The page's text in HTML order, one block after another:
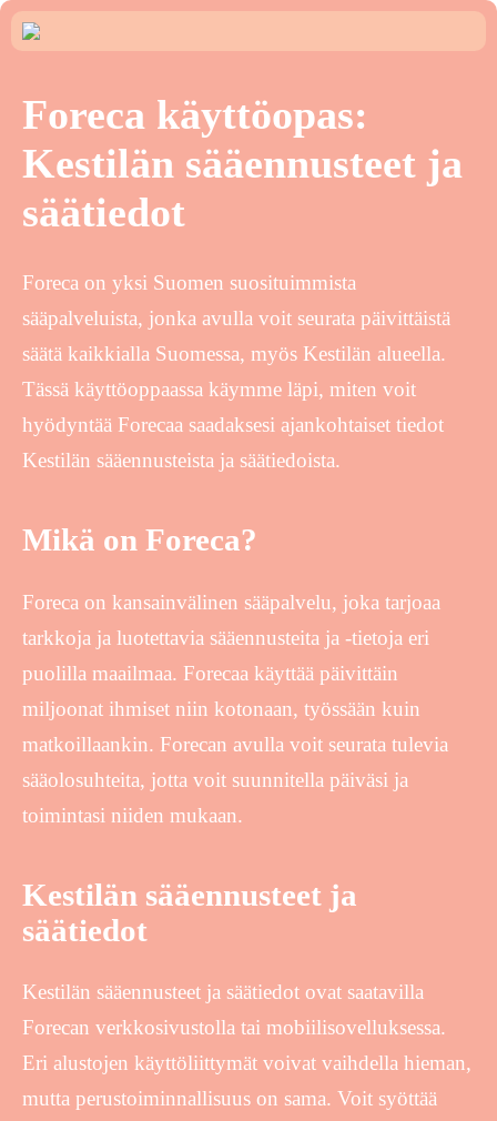
Foreca käyttöopas:
Kestilän sääennusteet ja
säätiedot
Foreca on yksi Suomen suosituimmista
sääpalveluista, jonka avulla voit seurata päivittäistä
säätä kaikkialla Suomessa, myös Kestilän alueella.
Tässä käyttöoppaassa käymme läpi, miten voit
hyödyntää Forecaa saadaksesi ajankohtaiset tiedot
Kestilän sääennusteista ja säätiedoista.
Mikä on Foreca?
Foreca on kansainvälinen sääpalvelu, joka tarjoaa
tarkkoja ja luotettavia sääennusteita ja -tietoja eri
puolilla maailmaa. Forecaa käyttää päivittäin
miljoonat ihmiset niin kotonaan, työssään kuin
matkoillaankin. Forecan avulla voit seurata tulevia
sääolosuhteita, jotta voit suunnitella päiväsi ja
toimintasi niiden mukaan.
Kestilän sääennusteet ja
säätiedot
Kestilän sääennusteet ja säätiedot ovat saatavilla
Forecan verkkosivustolla tai mobiilisovelluksessa.
Eri alustojen käyttöliittymät voivat vaihdella hieman,
mutta perustoiminnallisuus on sama. Voit syöttää